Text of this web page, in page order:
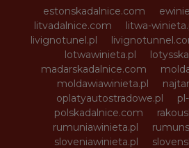
estonskadalnice.com
litvadalnice.com
litwa-
livignotunel.pl
lotwawinieta.pl
madarskadalnice.com
moldawiawinieta.pl
oplatyautostradowe.pl
polskadalnice.com
rumuniawinieta.pl
sloveniawinieta.pl